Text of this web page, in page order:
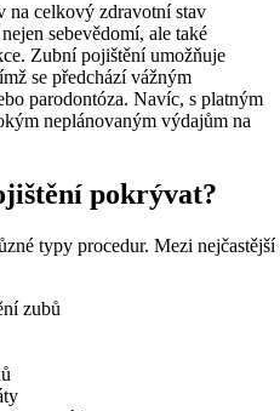
na celkový zdravotní stav
sebevědomí, ale také
Zubní pojištění umožňuje
se předchází vážným
parodontóza. Navíc, s platným
neplánovaným výdajům na
pokrývat?
typy procedur. Mezi nejčastější
zubů